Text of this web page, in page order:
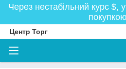
Через нестабільний курс $,
Центр Торг